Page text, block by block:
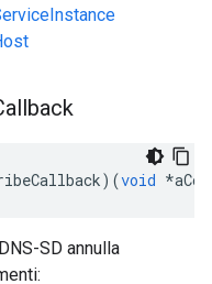
)(void *
SD annulla